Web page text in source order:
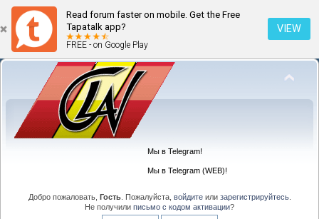
Read forum faster on mobile. Get the Free
Tapatalk app?
FREE - on Google Play
VIEW
Мы в Telegram!
Мы в Telegram (WEB)!
Добро пожаловать, Гость. Пожалуйста, войдитеили зарегистрируйтесь.
Не получили письмо с кодом активации?